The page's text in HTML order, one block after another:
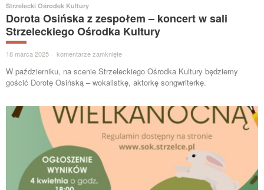
Strzelecki Ośrodek Kultury
Dorota Osińska z zespołem – koncert w sali
Strzeleckiego Ośrodka Kultury
18 marca 2025 · komentarze zamknięte ·
W październiku, na scenie Strzeleckiego Ośrodka Kultury będziemy
gościć Dorotę Osińską – wokalistkę, aktorkę songwriterkę.